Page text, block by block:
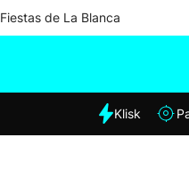
Fiestas de La Blanca
Klisk